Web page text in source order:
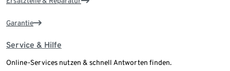
Garantie
Service & Hilfe
Online-Services nutzen & schnell Antworten finden.